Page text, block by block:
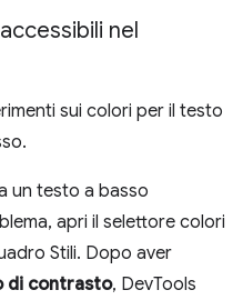
nel
sui colori per il testo
un testo a basso
apri il selettore colori
Stili. Dopo aver
di contrasto, DevTools